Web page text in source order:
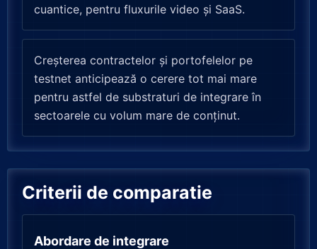
cuantice, pentru fluxurile video și SaaS.
Creșterea contractelor și portofelelor pe
testnet anticipează o cerere tot mai mare
pentru astfel de substraturi de integrare în
sectoarele cu volum mare de conținut.
Criterii de comparatie
Abordare de integrare